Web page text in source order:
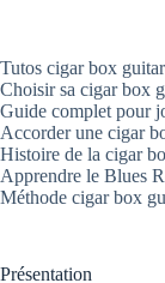
Tutos cigar box
Choisir sa cigar box
Guide complet pour
Accorder une cigar
Histoire de la cigar
Apprendre le Blues
Méthode cigar box
Présentation